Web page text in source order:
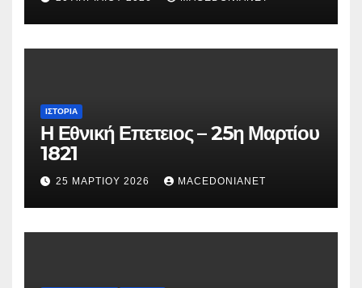
Μυρτούς
ΙΣΤΟΡΊΑ
Η Εθνική Επετειος – 25η Μαρτίου
1821
25 ΜΑΡΤΊΟΥ 2026 MACEDONIANET